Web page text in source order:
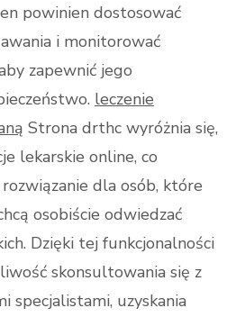
powinien dostosować
i monitorować
zapewnić jego
leczenie
Strona drthc wyróżnia się,
lekarskie online, co
dla osób, które
osobiście odwiedzać
Dzięki tej funkcjonalności
skonsultowania się z
specjalistami, uzyskania